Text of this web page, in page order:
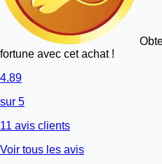
fortune avec cet achat !
4.89
sur 5
11 avis clients
Voir tous les avis